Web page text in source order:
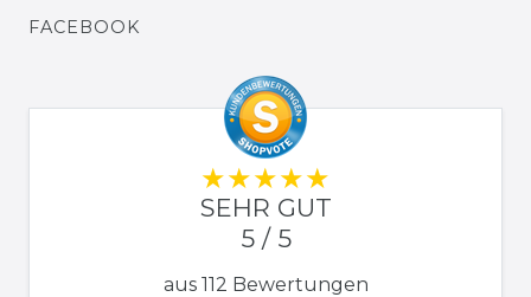
FACEBOOK
SEHR GUT
5 / 5
aus 112 Bewertungen